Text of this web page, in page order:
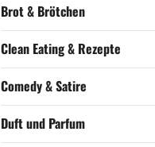
Brot & Brötchen
Clean Eating & Rezepte
Comedy & Satire
Duft und Parfum